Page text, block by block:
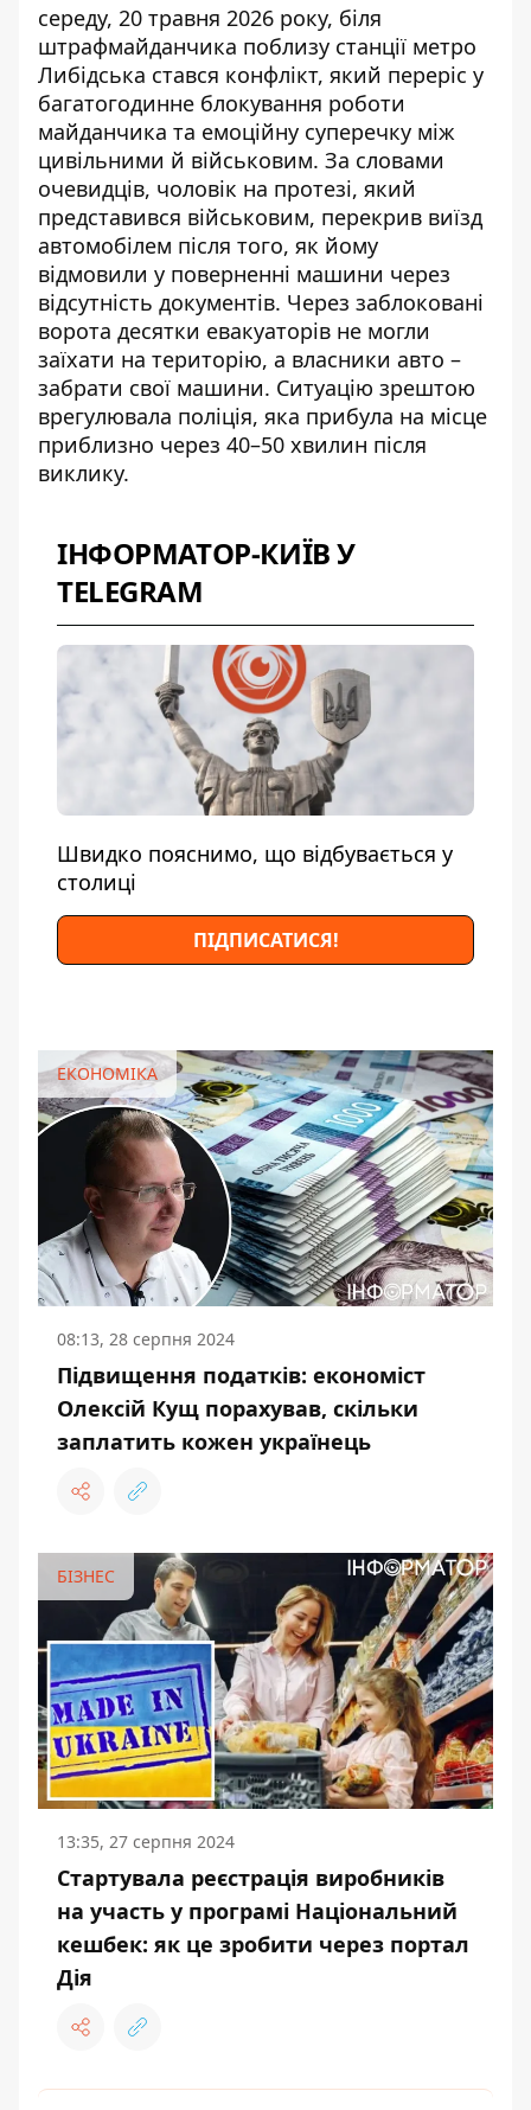
середу, 20 травня 2026 року, біля
штрафмайданчика поблизу станції метро
Либідська стався конфлікт, який переріс у
багатогодинне блокування роботи
майданчика та емоційну суперечку між
цивільними й військовим. За словами
очевидців, чоловік на протезі, який
представився військовим, перекрив виїзд
автомобілем після того, як йому
відмовили у поверненні машини через
відсутність документів. Через заблоковані
ворота десятки евакуаторів не могли
заїхати на територію, а власники авто –
забрати свої машини. Ситуацію зрештою
врегулювала поліція, яка прибула на місце
приблизно через 40–50 хвилин після
виклику.
ІНФОРМАТОР-КИЇВ У
TELEGRAM
Швидко пояснимо, що відбувається у
столиці
ПІДПИСАТИСЯ!
ЕКОНОМІКА
08:13, 28 серпня 2024
Підвищення податків: економіст
Олексій Кущ порахував, скільки
заплатить кожен українець
БІЗНЕС
13:35, 27 серпня 2024
Стартувала реєстрація виробників
на участь у програмі Національний
кешбек: як це зробити через портал
Дія